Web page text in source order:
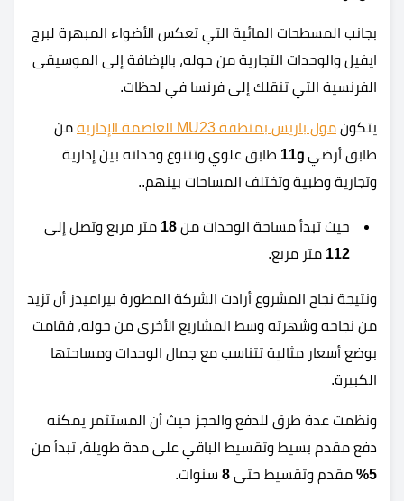
بجانب المسطحات المائية التي تعكس الأضواء المبهرة لبرج
ايفيل والوحدات التجارية من حوله، بالإضافة إلى الموسيقى
الفرنسية التي تنقلك إلى فرنسا في لحظات.
يتكون مول باريس بمنطقة MU23 العاصمة الإدارية
من
طابق أرضي و11
طابق علوي وتتنوع وحداته بين إدارية
وتجارية وطبية وتختلف المساحات بينهم..
حيث تبدأ مساحة الوحدات من 18 متر مربع وتصل إلى
112 متر مربع.
ونتيجة نجاح المشروع أرادت الشركة المطورة بيراميدز أن تزيد
من نجاحه وشهرته وسط المشاريع الأخرى من حوله، فقامت
بوضع أسعار مثالية تتناسب مع جمال الوحدات ومساحتها
الكبيرة.
ونظمت عدة طرق للدفع والحجز حيث أن المستثمر يمكنه
دفع مقدم بسيط وتقسيط الباقي على مدة طويلة، تبدأ من
5%
مقدم وتقسيط حتى 8 سنوات.